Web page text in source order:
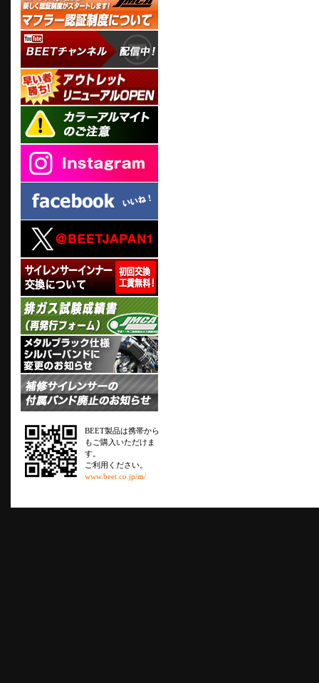
BEET製品は携帯から
もご購入いただけま
す。
ご利用ください。
www.beet.co.jp/m/